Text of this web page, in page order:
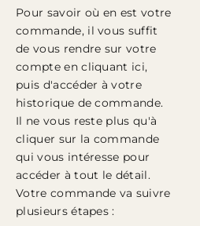
Pour savoir où en est votre
commande, il vous suffit
de vous rendre sur votre
compte encliquant ici,
puis d'accéder à votre
historique de commande.
Il ne vous reste plus qu'à
cliquer sur la commande
qui vous intéresse pour
accéder à tout le détail.
Votre commande va suivre
plusieurs étapes :